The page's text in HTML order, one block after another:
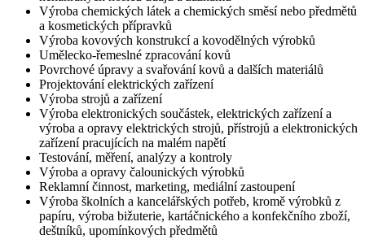
Výroba chemických látek a chemických směsí nebo předmětů
a kosmetických přípravků
Výroba kovových konstrukcí a kovodělných výrobků
Umělecko-řemeslné zpracování kovů
Povrchové úpravy a svařování kovů a dalších materiálů
Projektování elektrických zařízení
Výroba strojů a zařízení
Výroba elektronických součástek, elektrických zařízení a
výroba a opravy elektrických strojů, přístrojů a elektronických
zařízení pracujících na malém napětí
Testování, měření, analýzy a kontroly
Výroba a opravy čalounických výrobků
Reklamní činnost, marketing, mediální zastoupení
Výroba školních a kancelářských potřeb, kromě výrobků z
papíru, výroba bižuterie, kartáčnického a konfekčního zboží,
deštníků, upomínkových předmětů